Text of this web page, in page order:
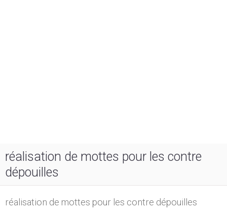
réalisation de mottes pour les contre
dépouilles
réalisation de mottes pour les contre dépouilles